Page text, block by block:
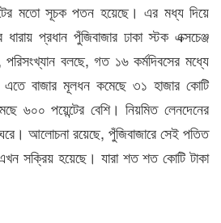
মতো সূচক পতন হয়েছে। এর মধ্য দিয়ে
প্রধান পুঁজিবাজার ঢাকা স্টক এক্সচেঞ্জ
বলছে, গত ১৬ কর্মদিবসের মধ্যে
বাজার মূলধন কমেছে ৩১ হাজার কোটি
৬০০ পয়েন্টের বেশি। নিয়মিত লেনদেনের
আলোচনা রয়েছে, পুঁজিবাজারে সেই পতিত
সক্রিয় হয়েছে। যারা শত শত কোটি টাকা